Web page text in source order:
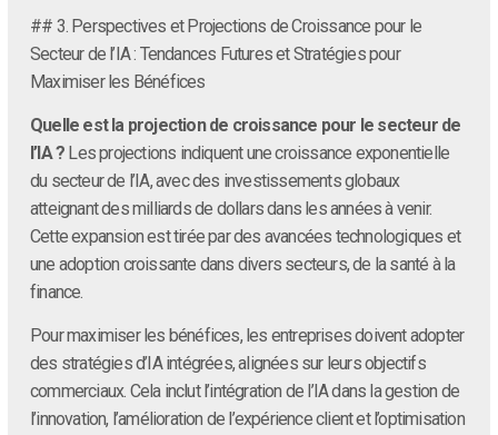
## 3. Perspectives et Projections de Croissance pour le
Secteur de l’IA : Tendances Futures et Stratégies pour
Maximiser les Bénéfices
Quelle est la projection de croissance pour le secteur de
l’IA ? Les projections indiquent une croissance exponentielle
du secteur de l’IA, avec des investissements globaux
atteignant des milliards de dollars dans les années à venir.
Cette expansion est tirée par des avancées technologiques et
une adoption croissante dans divers secteurs, de la santé à la
finance.
Pour maximiser les bénéfices, les entreprises doivent adopter
des stratégies d’IA intégrées, alignées sur leurs objectifs
commerciaux. Cela inclut l’intégration de l’IA dans la gestion de
l’innovation, l’amélioration de l’expérience client et l’optimisation